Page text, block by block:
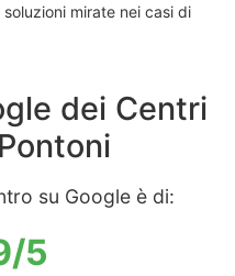
mirate nei casi di
dei Centri
su Google è di:
5